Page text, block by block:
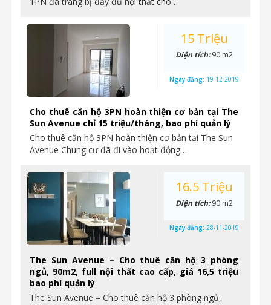
Cho thuê căn hộ 3PN hoàn thiện cơ bản tại The
Sun Avenue chỉ 15 triệu/tháng, bao phí quản lý
Cho thuê căn hộ 3PN hoàn thiện cơ bản tại The Sun
Avenue Chung cư đã đi vào hoạt động…
15 Triệu
Diện tích:90 m2
Ngày đăng: 19-12-2019
The Sun Avenue – Cho thuê căn hộ 3 phòng
ngủ, 90m2, full nội thất cao cấp, giá 16,5 triệu
bao phí quản lý
The Sun Avenue – Cho thuê căn hộ 3 phòng ngủ,
16.5 Triệu
Diện tích:90 m2
Ngày đăng: 28-11-2019